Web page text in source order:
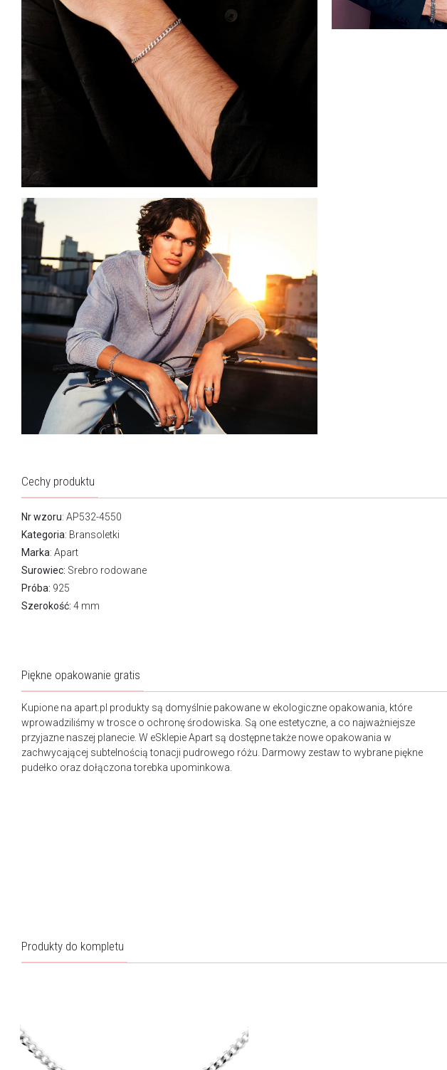
Cechy produktu
Nr wzoru: AP532-4550
Kategoria: Bransoletki
Marka: Apart
Surowiec: Srebro rodowane
Próba: 925
Szerokość: 4 mm
Piękne opakowanie gratis
Kupione na apart.pl produkty są domyślnie pakowane w ekologiczne opakowania, które
wprowadziliśmy w trosce o ochronę środowiska. Są one estetyczne, a co najważniejsze
przyjazne naszej planecie. W eSklepie Apart są dostępne także nowe opakowania w
zachwycającej subtelnością tonacji pudrowego różu. Darmowy zestaw to wybrane piękne
pudełko oraz dołączona torebka upominkowa.
Produkty do kompletu